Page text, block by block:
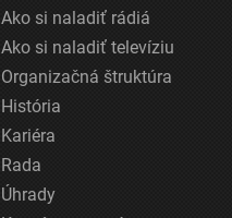
Ako si naladiť rádiá
Ako si naladiť televíziu
Organizačná štruktúra
História
Kariéra
Rada
Úhrady